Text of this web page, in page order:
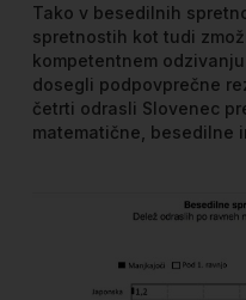
Tako v besedilnih
spretnostih kot tudi
kompetentnem
dosegli podpovprečne
četrti odrasli Slovenec
matematične, besedilne